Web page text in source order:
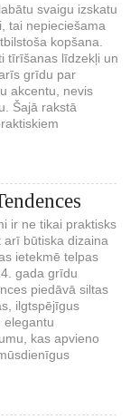
svaigu izskatu
tai nepieciešama
kopšana.
tīrīšanas līdzekļi un
grīdu par
akcentu, nevis
Šajā rakstā
ir ne tikai praktisks
arī būtiska dizaina
ietekmē telpas
gada grīdu
piedāvā siltas
ilgtspējīgus
elegantu
kas apvieno